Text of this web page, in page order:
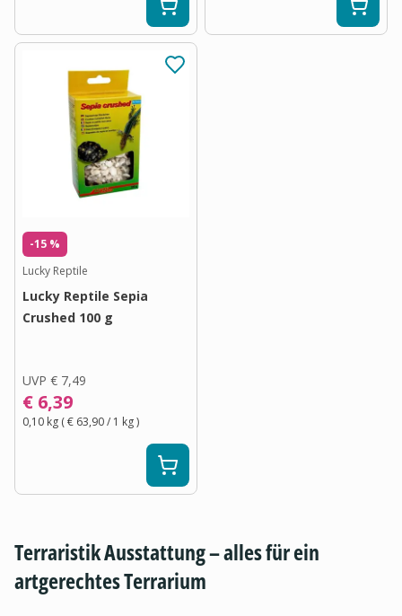
-15 %
Lucky Reptile
Lucky Reptile Sepia
Crushed 100 g
UVP € 7,49
€ 6,39
0,10 kg (€ 63,90/ 1 kg)
Terraristik Ausstattung – alles für ein
artgerechtes Terrarium